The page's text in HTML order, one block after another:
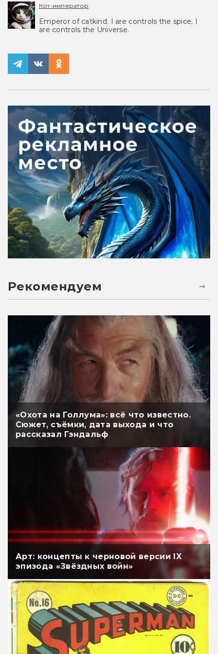
Кот-император
Emperor of catkind. I are controls the spice, I
are controls the Universe.
Рекомендуем
«Охота на Голлума»: всё что известно.
Сюжет, съёмки, дата выхода и что
рассказал Гэндальф
Арт: концепты к черновой версии IX
эпизода «Звёздных войн»